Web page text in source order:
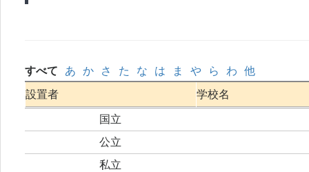
すべて あ か さ た な は ま や ら わ
他
設置者
学校名
国立
公立
私立